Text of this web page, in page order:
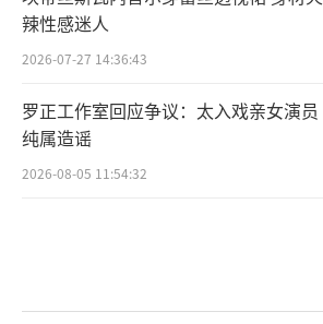
辣性感迷人
2026-07-27 14:36:43
罗正工作室回应争议：太入戏亲女演员
纯属造谣
2026-08-05 11:54:32